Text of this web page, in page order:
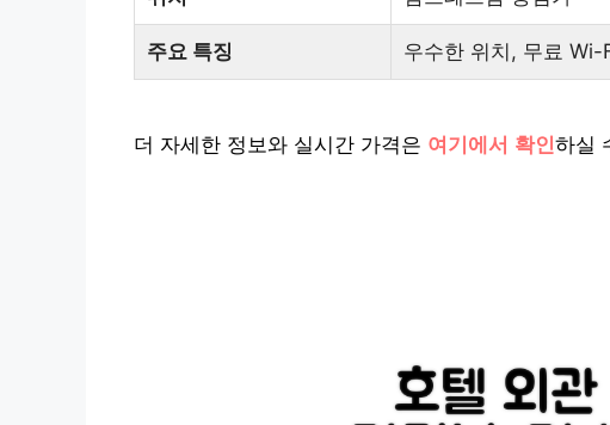
주요 특징 우수한 위치, 무료 Wi-
더 자세한 정보와 실시간 가격은 여기에서 확인하실